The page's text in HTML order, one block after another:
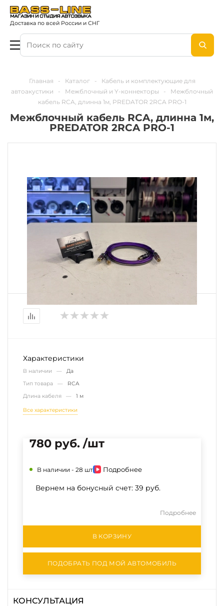
Доставка по всей России и СНГ
Главная - Каталог -
Кабель и комплектующие для
автоакустики
- Межблочный и Y-коннекторы -
Межблочный
кабель RCA, длинна 1м, PREDATOR 2RCA PRO-1
Межблочный кабель RCA, длинна 1м,
PREDATOR 2RCA PRO-1
Характеристики
В наличии — Да
Тип товара — RCA
Длина кабеля — 1 м
Все характеристики
780 руб. /шт
В наличии - 28 шт Подробнее
Вернем на бонусный счет: 39 руб.
Подробнее
В КОРЗИНУ
ПОДОБРАТЬ ПОД МОЙ АВТОМОБИЛЬ
КОНСУЛЬТАЦИЯ